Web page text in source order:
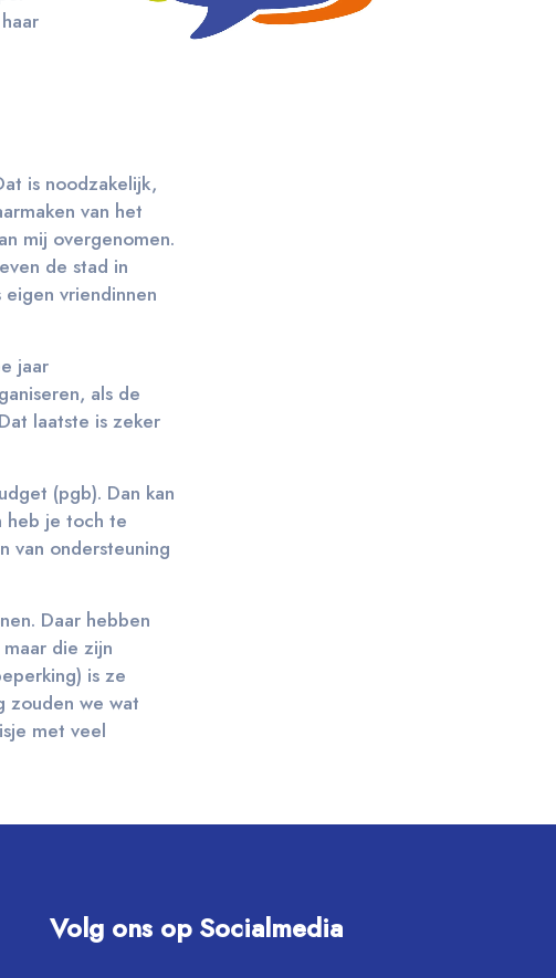
is noodzakelijk,
van het
mij overgenomen.
de stad in
eigen vriendinnen
jaar
als de
laatste is zeker
(pgb). Dan kan
heb je toch te
van ondersteuning
Daar hebben
die zijn
is ze
zouden we wat
met veel
Volg ons op Socialmedia